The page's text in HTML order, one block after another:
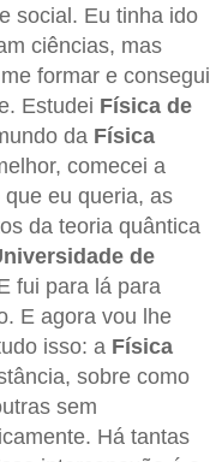
social. Eu tinha ido
ciências, mas
formar e consegui
Estudei Física de
da Física
comecei a
eu queria, as
da teoria quântica
de
fui para lá para
E agora vou lhe
isso: a Física
sobre como
sem
Há tantas